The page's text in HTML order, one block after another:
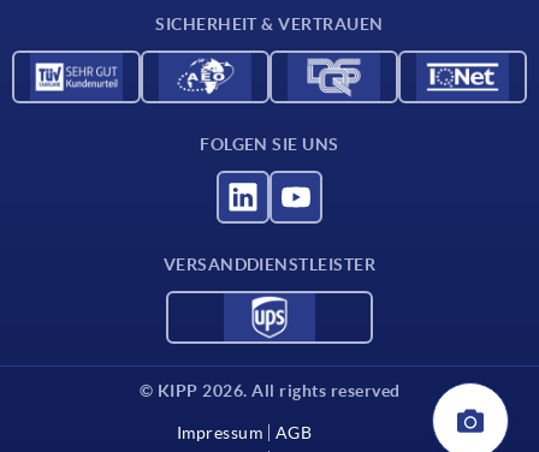
SICHERHEIT & VERTRAUEN
FOLGEN SIE UNS
VERSANDDIENSTLEISTER
© KIPP 2026. All rights reserved
Impressum
AGB